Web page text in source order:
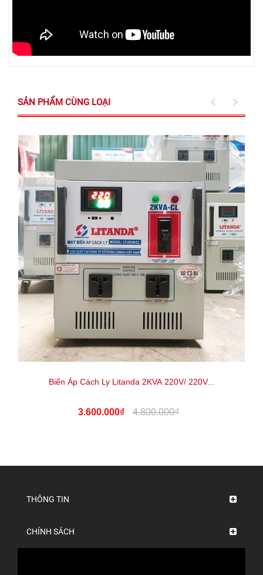
SẢN PHẨM CÙNG LOẠI
Biến Áp Cách Ly Litanda 2KVA 220V/ 220V...
3.600.000₫ 4.800.000₫
THÔNG TIN
CHÍNH SÁCH